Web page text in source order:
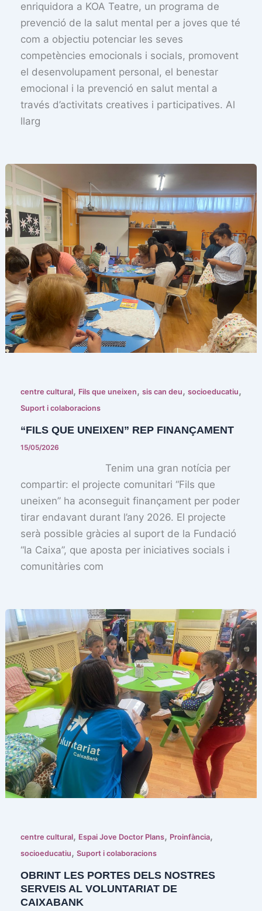
enriquidora a KOA Teatre, un programa de
prevenció de la salut mental per a joves que té
com a objectiu potenciar les seves
competències emocionals i socials, promovent
el desenvolupament personal, el benestar
emocional i la prevenció en salut mental a
través d’activitats creatives i participatives. Al
llarg
centre cultural, Fils que uneixen , sis can deu , socioeducatiu ,
Suport i colaboracions
“FILS QUE UNEIXEN” REP FINANÇAMENT
15/05/2026
Tenim una gran notícia per
compartir: el projecte comunitari “Fils que
uneixen” ha aconseguit finançament per poder
tirar endavant durant l’any 2026. El projecte
serà possible gràcies al suport de la Fundació
“la Caixa”, que aposta per iniciatives socials i
comunitàries com
centre cultural, Espai Jove Doctor Plans, Proinfància,
socioeducatiu , Suport i colaboracions
OBRINT LES PORTES DELS NOSTRES
SERVEIS AL VOLUNTARIAT DE
CAIXABANK